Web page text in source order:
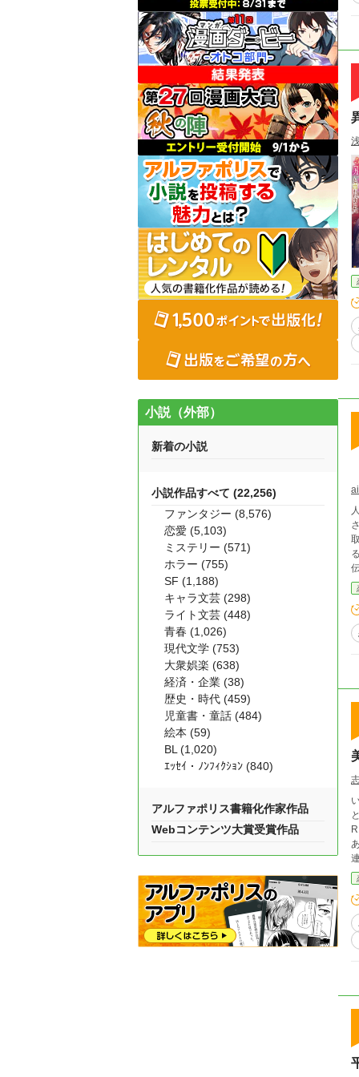
伝
となる。 とって
小説（外部）
新着の小説
小説作品すべて (22,256)
ファンタジー (8,576)
恋愛 (5,103)
ミステリー (571)
ホラー (755)
SF (1,188)
キャラ文芸 (298)
ライト文芸 (448)
青春 (1,026)
現代文学 (753)
大衆娯楽 (638)
経済・企業 (38)
歴史・時代 (459)
児童書・童話 (484)
絵本 (59)
BL (1,020)
ｴｯｾｲ・ﾉﾝﾌｨｸｼｮﾝ (840)
アルファポリス書籍化作家作品
Webコンテンツ大賞受賞作品